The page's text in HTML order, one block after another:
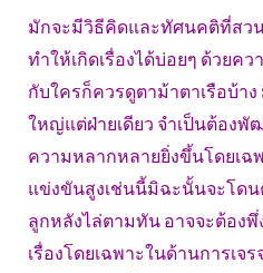
มักจะมีวิธีคิดและทัศนคติที่สว
ทำให้เกิดเรื่องได้บ่อยๆ ด้วยค
กับใครก็ควรดูตาม้าตาเรือบ้า
ใหญ่แต่ฝ่ายเดียว จำเป็นต้อง
ความหลากหลายยิ่งขึ้นโดยเ
แข่งขันสูงเช่นนี้มิฉะนั้นจะโด
ลูกหลังไล่ตามทัน อาจจะต้องพึ่
เรื่องโดยเฉพาะในด้านการเจ